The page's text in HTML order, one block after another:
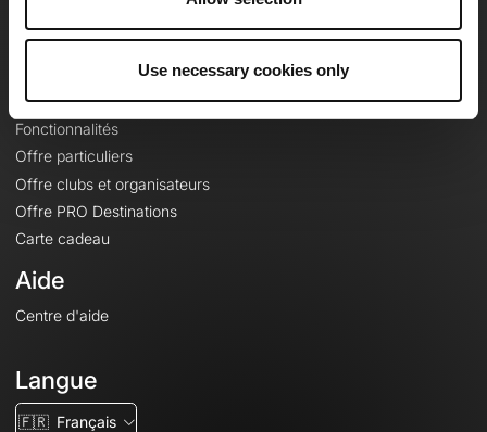
Use necessary cookies only
Le Mag'
Fonds de cartes topographiques
Fonctionnalités
Offre particuliers
Offre clubs et organisateurs
Offre PRO Destinations
Carte cadeau
Aide
Centre d'aide
Langue
🇫🇷 Français